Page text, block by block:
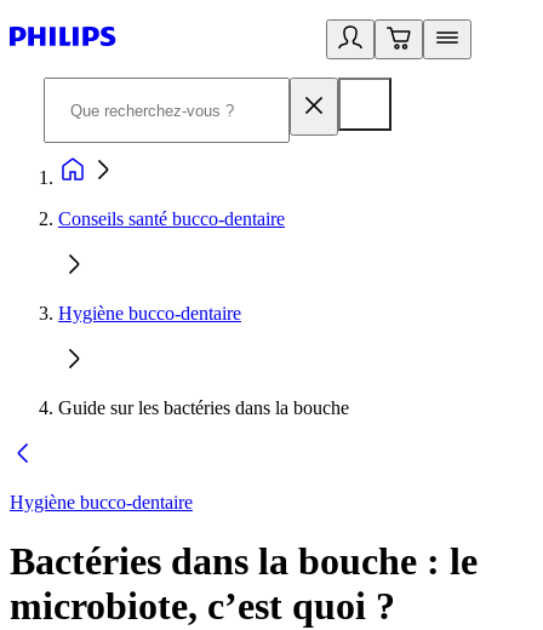
Conseils santé bucco-dentaire
Hygiène bucco-dentaire
Guide sur les bactéries dans la bouche
Hygiène bucco-dentaire
Bactéries dans la bouche : le
microbiote, c’est quoi ?